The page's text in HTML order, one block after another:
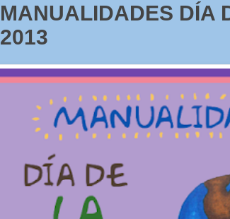
MANUALIDADES DÍA
2013